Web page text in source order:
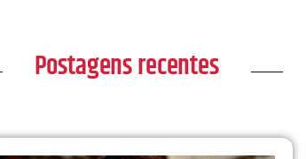
Postagens recentes